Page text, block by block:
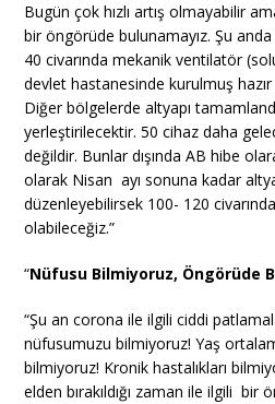
Bugün çok hızlı artış olmayabilir
bir öngörüde bulunamayız. Şu
40 civarında mekanik ventilatör
devlet hastanesinde kurulmuş hazır
Diğer bölgelerde altyapı
yerleştirilecektir. 50 cihaz daha
değildir. Bunlar dışında AB hibe
olarak Nisan ayı sonuna kadar
düzenleyebilirsek 100- 120
olabileceğiz.”
“Nüfusu Bilmiyoruz, Öngörüde
“Şu an corona ile ilgili ciddi
nüfusumuzu bilmiyoruz! Yaş
bilmiyoruz! Kronik hastalıkları
elden bırakıldığı zaman ile ilgili bir